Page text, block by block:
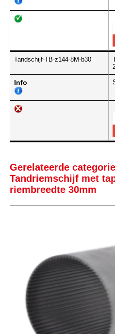
Tandschijf-TB-z144-8M-b30
Info
Gerelateerde
Tandriemschijf met
riembreedte 30mm